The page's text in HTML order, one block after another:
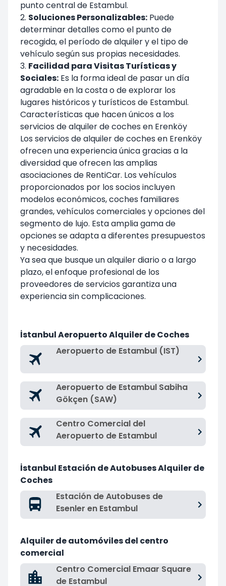
punto central de Estambul.
2. Soluciones Personalizables: Puede
determinar detalles como el punto de
recogida, el período de alquiler y el tipo de
vehículo según sus propias necesidades.
3. Facilidad para Visitas Turísticas y
Sociales: Es la forma ideal de pasar un día
agradable en la costa o de explorar los
lugares históricos y turísticos de Estambul.
Características que hacen únicos a los
servicios de alquiler de coches en Erenköy
Los servicios de alquiler de coches en Erenköy
ofrecen una experiencia única gracias a la
diversidad que ofrecen las amplias
asociaciones de RentiCar. Los vehículos
proporcionados por los socios incluyen
modelos económicos, coches familiares
grandes, vehículos comerciales y opciones del
segmento de lujo. Esta amplia gama de
opciones se adapta a diferentes presupuestos
y necesidades.
Ya sea que busque un alquiler diario o a largo
plazo, el enfoque profesional de los
proveedores de servicios garantiza una
experiencia sin complicaciones.
İstanbul Aeropuerto Alquiler de Coches
Aeropuerto de Estambul (IST)
Aeropuerto de Estambul Sabiha
Gökçen (SAW)
Centro Comercial del
Aeropuerto de Estambul
İstanbul Estación de Autobuses Alquiler de
Coches
Estación de Autobuses de
Esenler en Estambul
Alquiler de automóviles del centro
comercial
Centro Comercial Emaar Square
de Estambul